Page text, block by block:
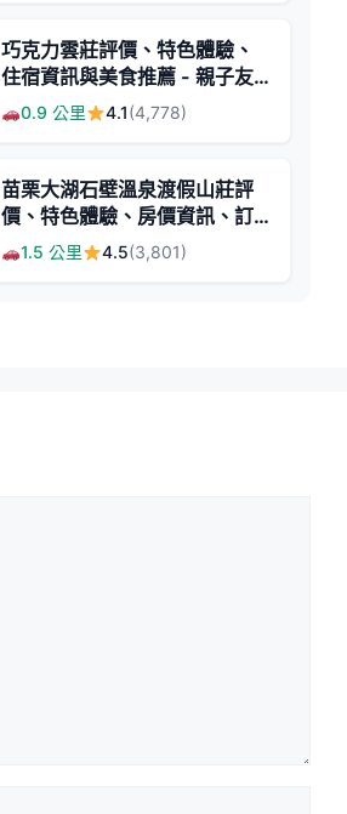
巧克力雲莊評價、特色體驗、
住宿資訊與美食推薦 - 親子友
善巧克力莊園
0.9 公里 4.1(4,778)
苗栗大湖石壁溫泉渡假山莊評
價、特色體驗、房價資訊、訂
房連結 - 溫泉渡假與自然生態
1.5 公里 4.5(3,801)